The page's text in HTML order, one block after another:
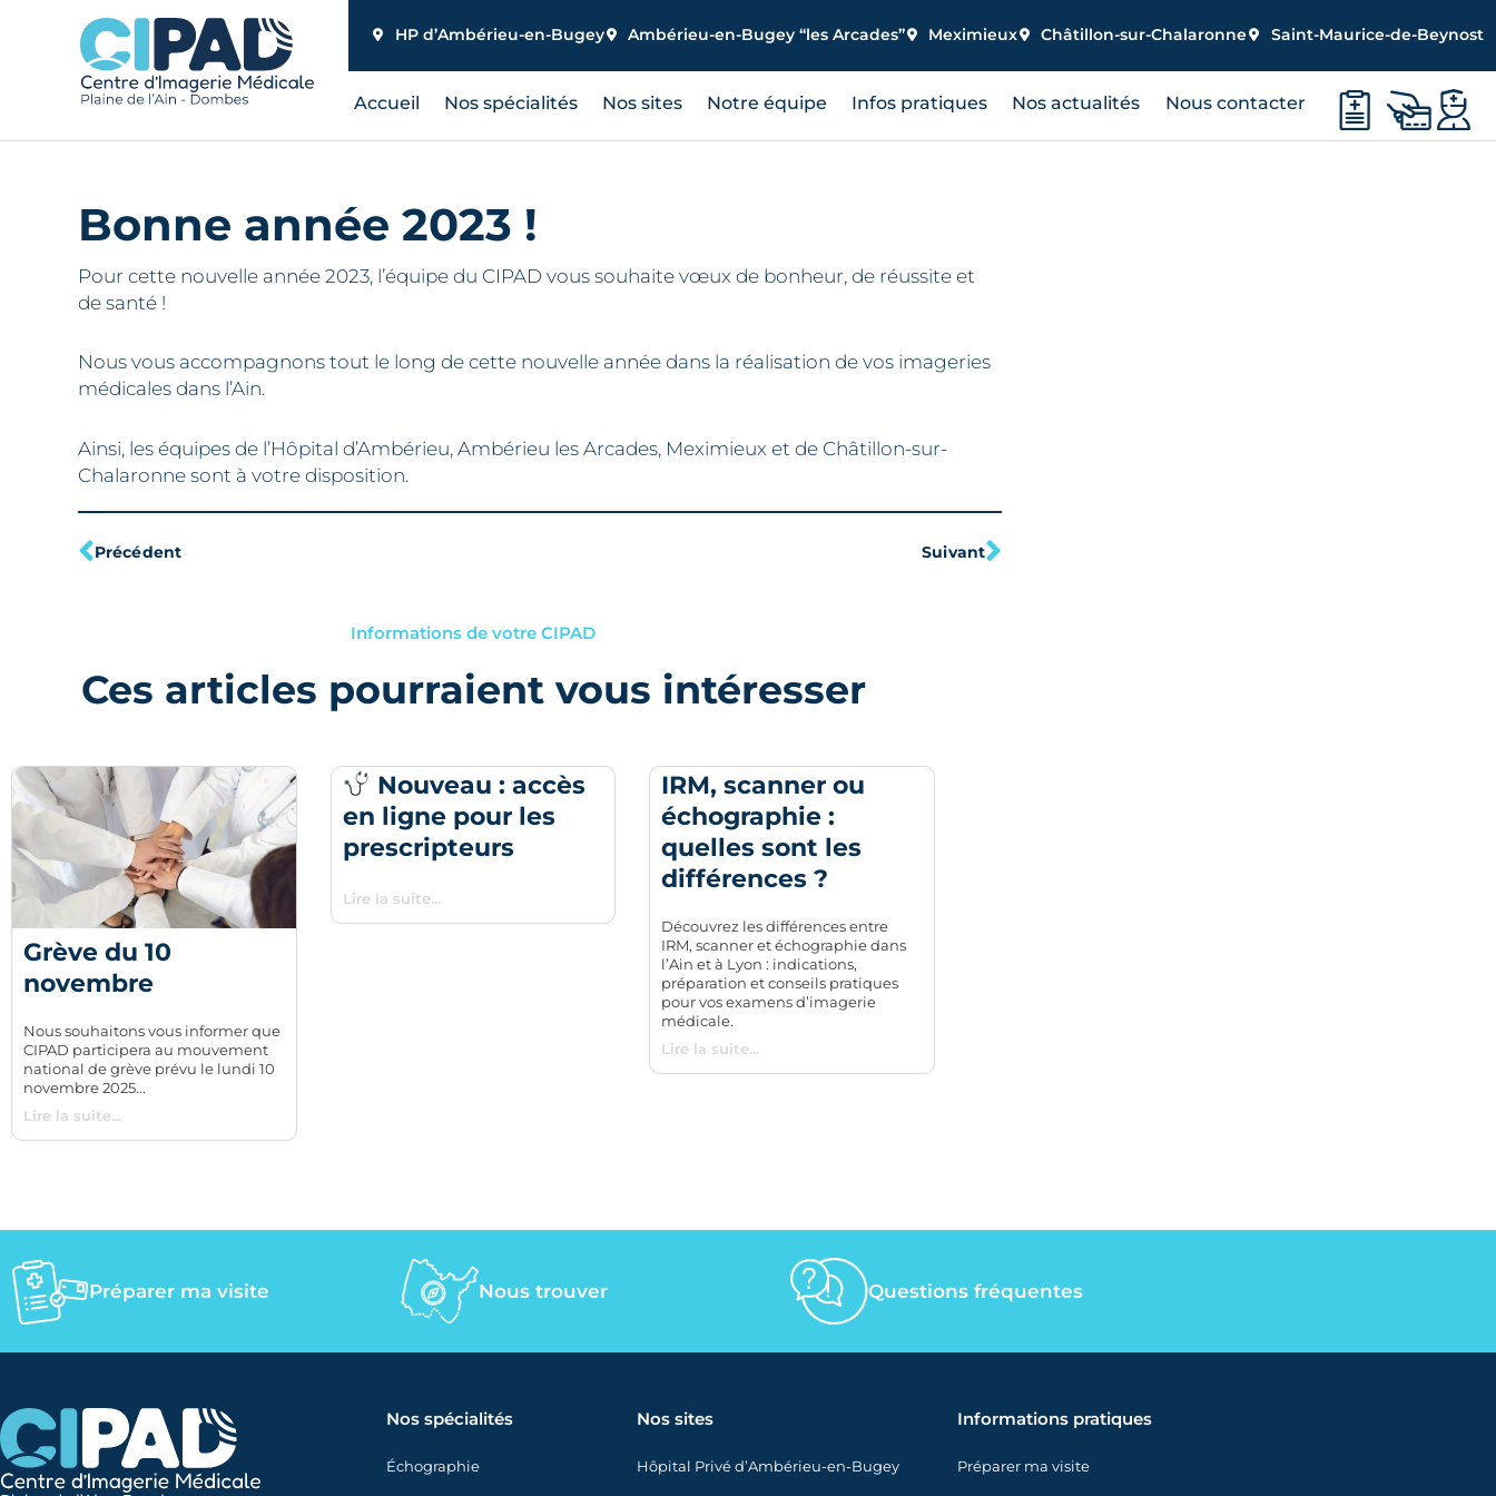
HP d’Ambérieu-en-Bugey Ambérieu-en-Bugey “les Arcades” Meximieux Châtillon-sur-Chalaronne Saint-Maurice-de-Beynost
Accueil Nos spécialités Nos sites Notre équipe Infos pratiques Nos actualités Nous contacter
Bonne année 2023 !
Pour cette nouvelle année 2023, l’équipe du CIPAD vous souhaite vœux de bonheur, de réussite et
de santé !
Nous vous accompagnons tout le long de cette nouvelle année dans la réalisation de vos imageries
médicales dans l’Ain.
Ainsi, les équipes de l’Hôpital d’Ambérieu, Ambérieu les Arcades, Meximieux et de Châtillon-sur-
Chalaronne sont à votre disposition.
Précédent
Précédent SuivantSuivant
Informations de votre CIPAD
Ces articles pourraient vous intéresser
Grève du 10
novembre
Nous souhaitons vous informer que
CIPAD participera au mouvement
national de grève prévu le lundi 10
novembre 2025...
Lire la suite...
Nouveau : accès
en ligne pour les
prescripteurs
Lire la suite...
IRM, scanner ou
échographie :
quelles sont les
différences ?
Découvrez les différences entre
IRM, scanner et échographie dans
l’Ain et à Lyon : indications,
préparation et conseils pratiques
pour vos examens d’imagerie
médicale.
Lire la suite...
Préparer ma visite Nous trouver Questions fréquentes
Nos spécialités
Échographie
Nos sites
Hôpital Privé d’Ambérieu-en-Bugey
Informations pratiques
Préparer ma visite